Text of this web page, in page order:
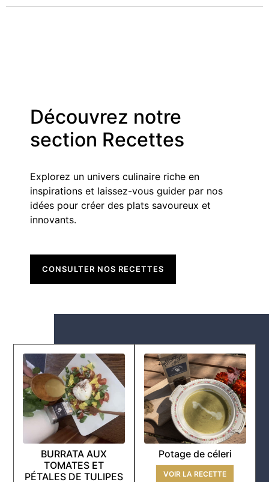
Découvrez notre
section Recettes
Explorez un univers culinaire riche en
inspirations et laissez-vous guider par nos
idées pour créer des plats savoureux et
innovants.
CONSULTER NOS RECETTES
BURRATA AUX
TOMATES ET
PÉTALES DE TULIPES
Potage de céleri
VOIR LA RECETTE